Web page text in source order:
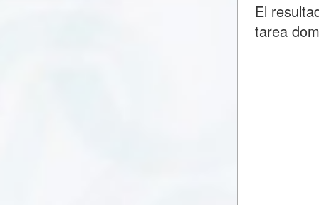
El
tarea